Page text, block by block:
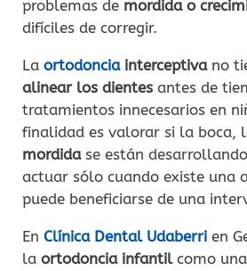
problemas de mordida o
difíciles de corregir.
La ortodonciainterceptivano
alinear los dientes antes de
tratamientos innecesarios en
finalidad es valorar si la boca,
mordidase están
actuar sólo cuando existe una
puede beneficiarse de una
En Clínica Dental Udaberri en
la ortodoncia infantilcomo